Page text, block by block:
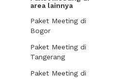
area lainnya
Paket Meeting di
Bogor
Paket Meeting di
Tangerang
Paket Meeting di